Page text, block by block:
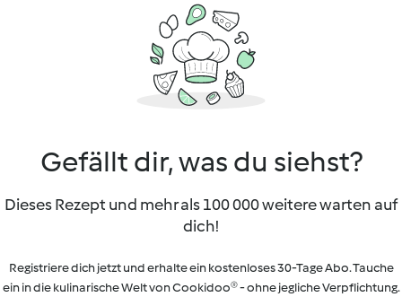
Gefällt dir, was du siehst?
Dieses Rezept und mehr als 100 000 weitere warten auf
dich!
Registriere dich jetzt und erhalte ein kostenloses 30-Tage Abo. Tauche
ein in die kulinarische Welt von Cookidoo® - ohne jegliche Verpflichtung.